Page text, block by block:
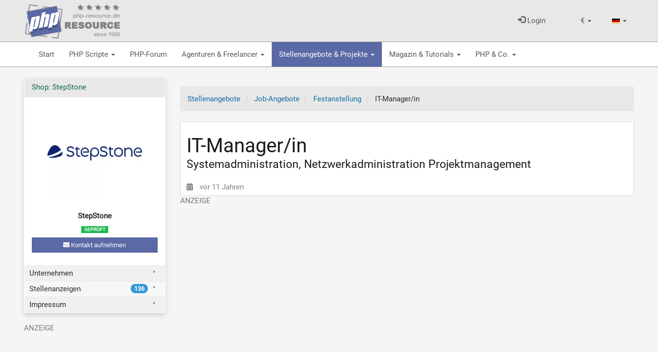
€
Login
Start PHP Scripte PHP-Forum Agenturen & Freelancer Stellenangebote & Projekte Magazin & Tutorials PHP & Co.
Stellenangebote Job-Angebote Festanstellung IT-Manager/in
IT-Manager/in
Systemadministration, Netzwerkadministration Projektmanagement
vor 11 Jahren
Shop: StepStone
StepStone
Kontakt aufnehmen
Unternehmen
Stellenanzeigen
136
Impressum